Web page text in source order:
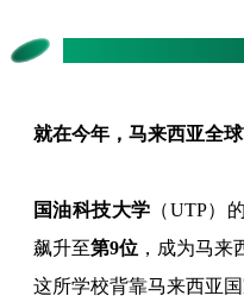
就在今年，马来西亚全球
国油科技大学 （UTP）
飙升至第9位 ，成为马
这所学校背靠马来西亚